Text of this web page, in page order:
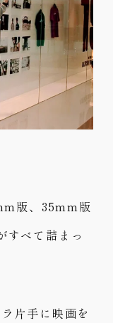
版、35mm版
すべて詰まっ
片手に映画を